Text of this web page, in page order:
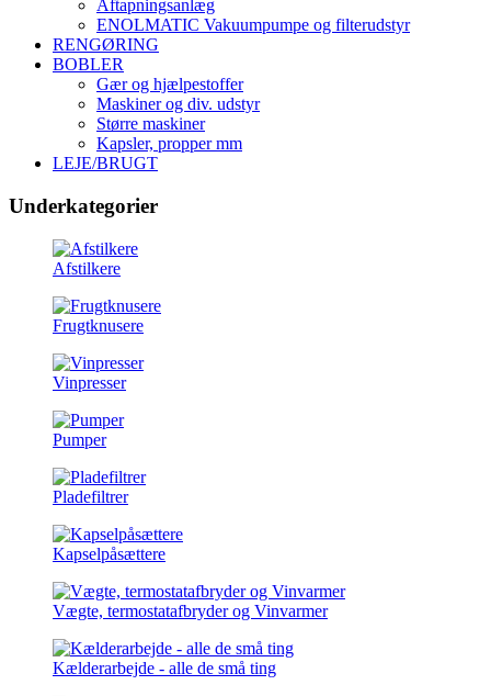
Aftapningsanlæg
ENOLMATIC Vakuumpumpe og filterudstyr
RENGØRING
BOBLER
Gær og hjælpestoffer
Maskiner og div. udstyr
Større maskiner
Kapsler, propper mm
LEJE/BRUGT
Underkategorier
Afstilkere
Frugtknusere
Vinpresser
Pumper
Pladefiltrer
Kapselpåsættere
Vægte, termostatafbryder og Vinvarmer
Kælderarbejde - alle de små ting